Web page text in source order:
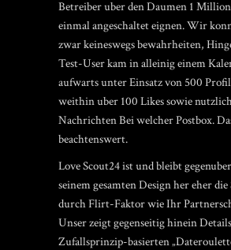
Betreiber uber den Daumen 1
einmal angeschaltet eignen. Wir
zwar keineswegs bewahrheiten,
Test-User kam in alleinig einem
aufwarts unter Einsatz von 500
weithin uber 100 Likes sowie
Nachrichten Bei welcher Postbox.
beachtenswert.
Love Scout24 ist und bleibt
seinem gesamten Design her eher
durch Flirt-Faktor wie Ihr
Unser zeigt gegenseitig hinein
Zufallsprinzip-basierten